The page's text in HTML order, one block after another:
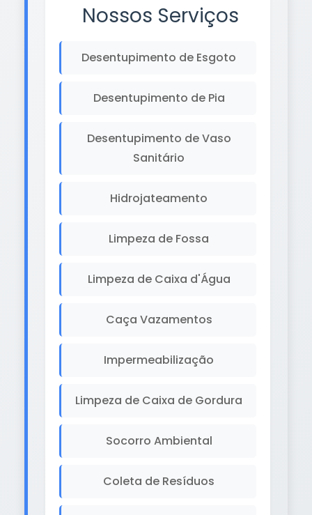
Nossos Serviços
Desentupimento de Esgoto
Desentupimento de Pia
Desentupimento de Vaso
Sanitário
Hidrojateamento
Limpeza de Fossa
Limpeza de Caixa d'Água
Caça Vazamentos
Impermeabilização
Limpeza de Caixa de Gordura
Socorro Ambiental
Coleta de Resíduos